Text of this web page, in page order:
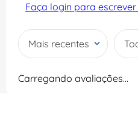
Faça login para
Mais recentes
Carregando avaliações…